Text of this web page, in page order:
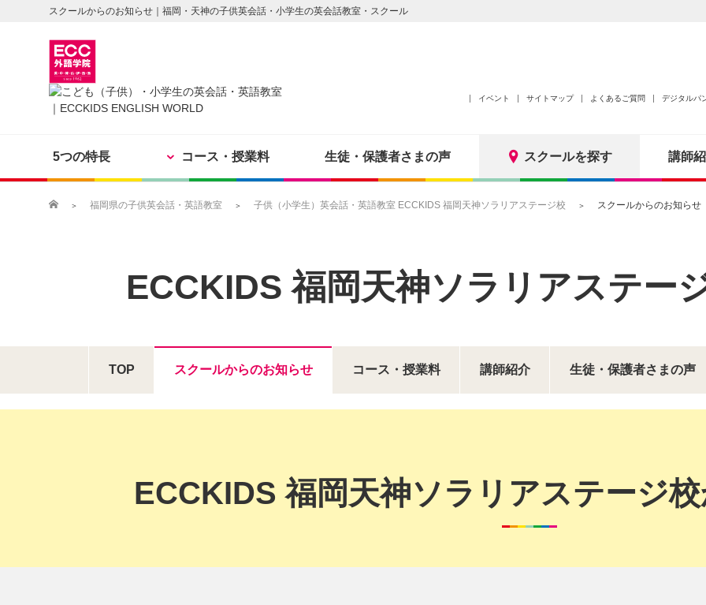
スクールからのお知らせ｜福岡・天神の子供英会話・小学生の英会話教室・スクール
イベント サイトマップ よくあるご質問 デジタルパ
5つの特長 コース・授業料 生徒・保護者さまの声 スクールを探す 講師
福岡県の子供英会話・英語教室 子供（小学生）英会話・英語教室 ECCKIDS 福岡天神ソラリアステージ校 スクールからのお知らせ
ECCKIDS福岡天神ソラリアステー
TOP スクールからのお知らせ コース・授業料 講師紹介 生徒・保護者さまの声
ECCKIDS 福岡天神ソラリアステージ